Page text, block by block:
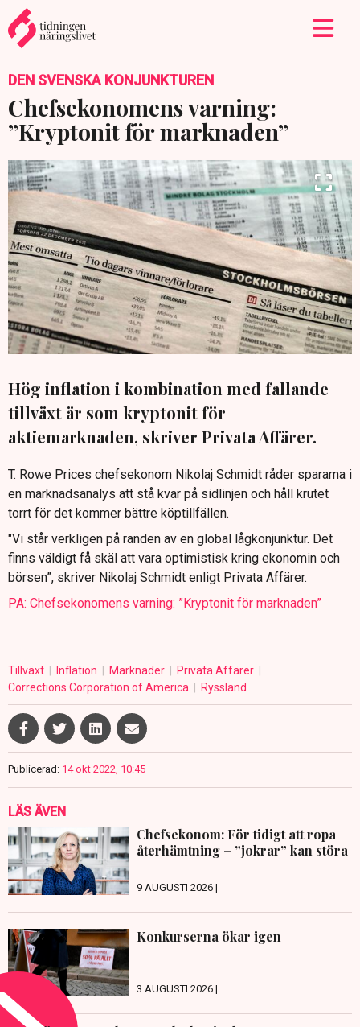
DEN SVENSKA KONJUNKTUREN
Chefsekonomens varning:
”Kryptonit för marknaden”
Hög inflation i kombination med fallande
tillväxt är som kryptonit för
aktiemarknaden, skriver Privata Affärer.
T. Rowe Prices chefsekonom Nikolaj Schmidt råder spararna i
en marknadsanalys att stå kvar på sidlinjen och håll krutet
torrt för det kommer bättre köptillfällen.
"Vi står verkligen på randen av en global lågkonjunktur. Det
finns väldigt få skäl att vara optimistisk kring ekonomin och
börsen”, skriver Nikolaj Schmidt enligt Privata Affärer.
PA: Chefsekonomens varning: ”Kryptonit för marknaden”
Tillväxt Inflation Marknader
Privata Affärer
Corrections Corporation of America
Ryssland
Publicerad: 14 okt 2022, 10:45
LÄS ÄVEN
Chefsekonom: För tidigt att ropa
återhämtning – ”jokrar” kan störa
9 AUGUSTI 2026 |
Konkurserna ökar igen
3 AUGUSTI 2026 |